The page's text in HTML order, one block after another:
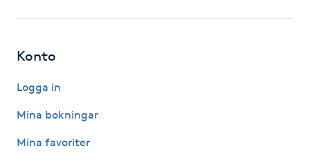
Hypnos
Konto
Logga in
Mina bokningar
Mina favoriter